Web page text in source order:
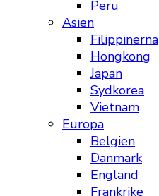
Peru
Asien
Filippinerna
Hongkong
Japan
Sydkorea
Vietnam
Europa
Belgien
Danmark
England
Frankrike